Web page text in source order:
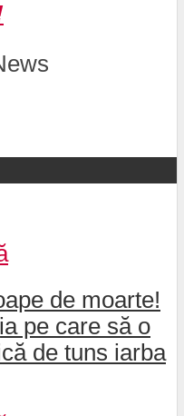
de moarte!
pe care să o
de tuns iarba